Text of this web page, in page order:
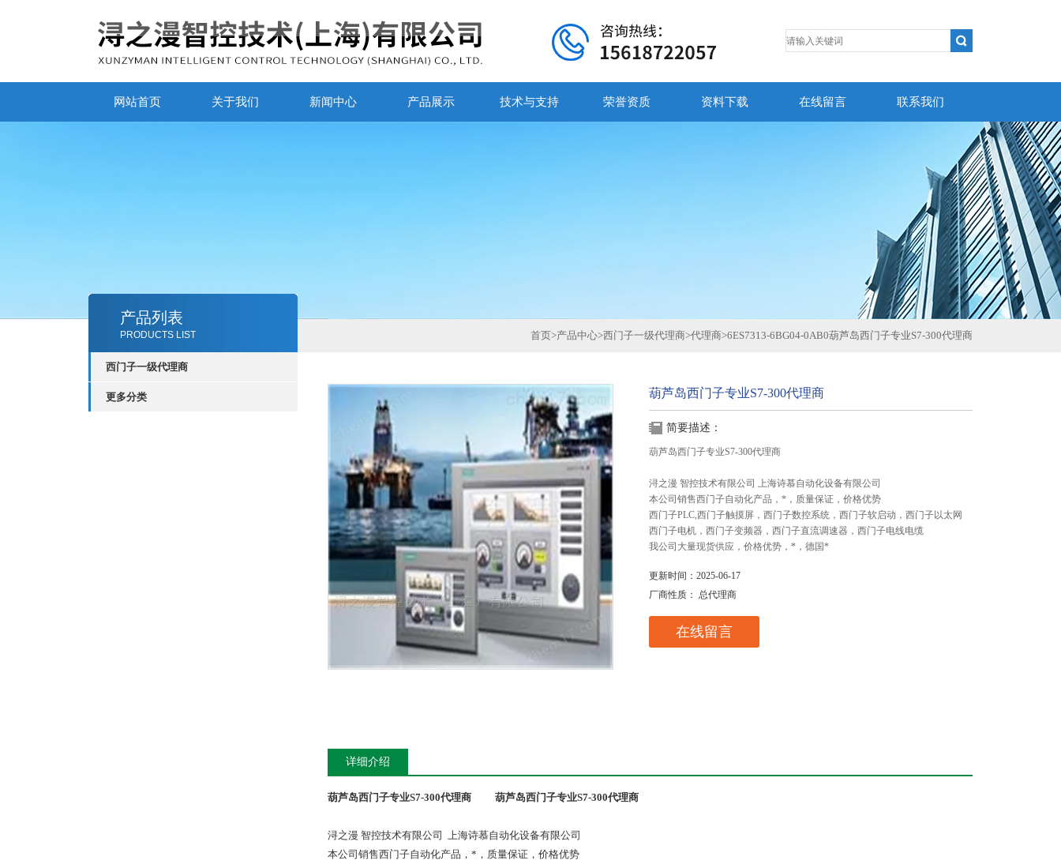
网站首页 关于我们 新闻中心 产品展示 技术与支持 荣誉资质 资料下载 在线留言 联系我们
产品列表
PRODUCTS LIST
西门子一级代理商
更多分类
首页>产品中心>西门子一级代理商>代理商>6ES7313-6BG04-0AB0葫芦岛西门子专业S7-300代理商
葫芦岛西门子专业S7-300代理商
简要描述：
葫芦岛西门子专业S7-300代理商
浔之漫 智控技术有限公司 上海诗慕自动化设备有限公司
本公司销售西门子自动化产品，*，质量保证，价格优势
西门子PLC,西门子触摸屏，西门子数控系统，西门子软启动，西门子以太网
西门子电机，西门子变频器，西门子直流调速器，西门子电线电缆
我公司大量现货供应，价格优势，*，德国*
更新时间：2025-06-17
厂商性质： 总代理商
在线留言
详细介绍
葫芦岛西门子专业S7-300代理商 葫芦岛西门子专业S7-300代理商
浔之漫 智控技术有限公司 上海诗慕自动化设备有限公司
本公司销售西门子自动化产品，*，质量保证，价格优势